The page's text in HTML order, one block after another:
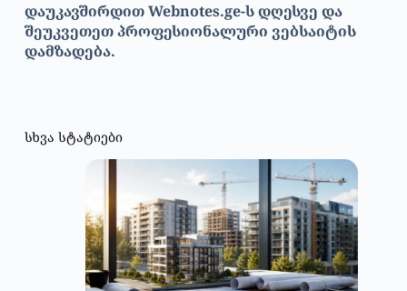
დაუკავშირდით Webnotes.ge-ს დღესვე და
შეუკვეთეთ პროფესიონალური ვებსაიტის
დამზადება.
სხვა სტატიები